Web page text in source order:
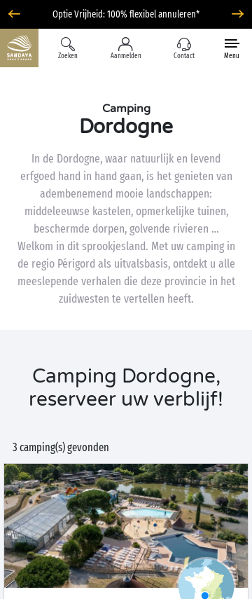
Optie Vrijheid: 100% flexibel annuleren*
Zoeken Aanmelden Contact Menu
Camping
Dordogne
In de Dordogne, waar natuurlijk en levend
erfgoed hand in hand gaan, is het genieten van
adembenemend mooie landschappen:
middeleeuwse kastelen, opmerkelijke tuinen,
beschermde dorpen, golvende rivieren …
Welkom in dit sprookjesland. Met uw camping in
de regio Périgord als uitvalsbasis, ontdekt u alle
meeslepende verhalen die deze provincie in het
zuidwesten te vertellen heeft.
Camping Dordogne,
reserveer uw verblijf!
3 camping(s) gevonden